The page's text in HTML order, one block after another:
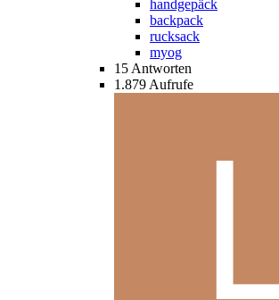
handgepäck
backpack
rucksack
myog
15 Antworten
1.879 Aufrufe